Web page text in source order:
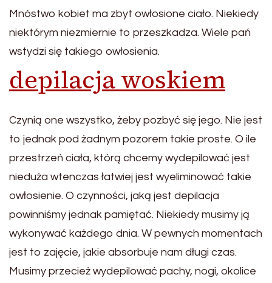
Mnóstwo kobiet ma zbyt owłosione ciało. Niekiedy
niektórym niezmiernie to przeszkadza. Wiele pań
wstydzi się takiego owłosienia.
depilacja woskiem
Czynią one wszystko, żeby pozbyć się jego. Nie jest
to jednak pod żadnym pozorem takie proste. O ile
przestrzeń ciała, którą chcemy wydepilować jest
nieduża wtenczas łatwiej jest wyeliminować takie
owłosienie. O czynności, jaką jest depilacja
powinniśmy jednak pamiętać. Niekiedy musimy ją
wykonywać każdego dnia. W pewnych momentach
jest to zajęcie, jakie absorbuje nam długi czas.
Musimy przecież wydepilować pachy, nogi, okolice